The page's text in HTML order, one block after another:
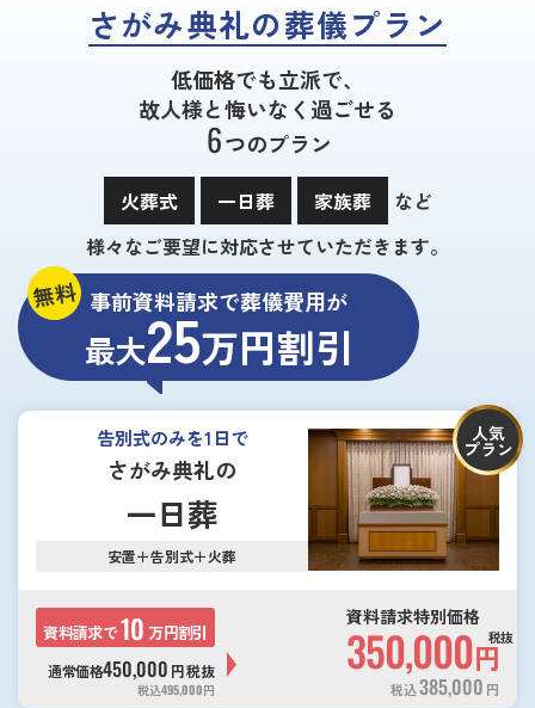
さがみ典礼の葬儀プラン
低価格でも立派で、
故人様と悔いなく過ごせる
6つのプラン
火葬式 一日葬 家族葬
など
様々なご要望に対応させていただきます。
無料 事前資料請求で葬儀費用が
最大25万円割引
告別式のみを1日で
さがみ典礼の
一日葬
安置＋告別式＋火葬
人気
プラン
資料請求で10 万円割引
通常価格450,000 円税抜
税込495,000円
資料請求特別価格
350,000円
税抜
税込385,000 円